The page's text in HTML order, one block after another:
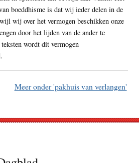
boeddhisme is dat wij ieder delen in de
wij over het vermogen beschikken onze
door het lijden van de ander te
wordt dit vermogen
Meer onder 'pakhuis van verlangen'